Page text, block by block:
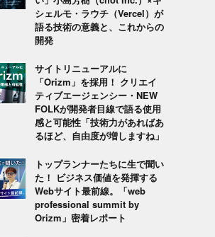
シェルモ・ラウチ（Vercel）が
語る技術の意義と、これからの
開発
サイトリニューアルに
「Orizm」を採用！ クリエイ
ティブエージェンシー・NEW
FOLKが開発者目線で語る使用
感と可能性「技術力があればあ
るほど、自由度が増しますね」
トップランナーたちに生で聞い
た！ ビジネス価値を発揮する
Webサイト最前線。「web
professional summit by
Orizm」密着レポート